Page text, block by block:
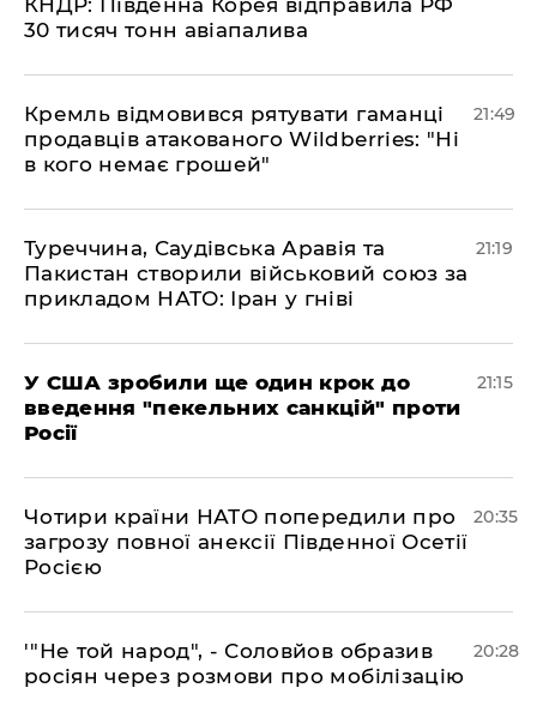
30 тисяч тонн авіапалива
​Кремль відмовився рятувати гаманці
продавців атакованого Wildberries: "Ні
в кого немає грошей"
21:49
​Туреччина, Саудівська Аравія та
Пакистан створили військовий союз за
прикладом НАТО: Іран у гніві
21:19
​У США зробили ще один крок до
введення "пекельних санкцій" проти
Росії
21:15
​Чотири країни НАТО попередили про
загрозу повної анексії Південної Осетії
Росією
20:35
​'"Не той народ", - Соловйов образив
росіян через розмови про мобілізацію
20:28